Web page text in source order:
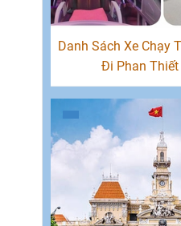
Danh Sách Xe Chạy
Đi Phan Thiết